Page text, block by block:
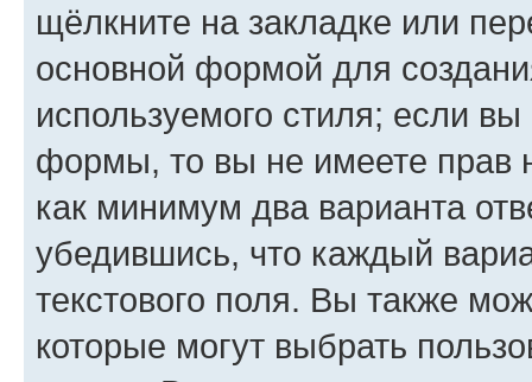
щёлкните на закладке или
основной формой для
используемого стиля; если
формы, то вы не имеете прав
как минимум два варианта
убедившись, что каждый
текстового поля. Вы также
которые могут выбрать